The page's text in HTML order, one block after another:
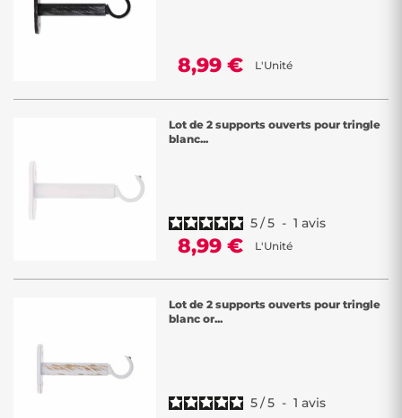
8,99 € L'Unité
Lot de 2 supports ouverts pour tringle
blanc...
5/5 - 1 avis
8,99 € L'Unité
Lot de 2 supports ouverts pour tringle
blanc or...
5/5 - 1 avis